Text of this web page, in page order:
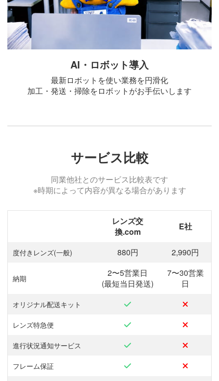
AI・ロボット導入
最新ロボットを使い業務を円滑化
加工・発送・掃除をロボットがお手伝いします
サービス比較
同業他社とのサービス比較表です
※時期によって内容が異なる場合があります
レンズ交
換.com
E社
度付きレンズ(一般) 880円 2,990円
納期
2〜5営業日
(最短当日発送)
7〜30営業
日
オリジナル配送キット
レンズ特急便
進行状況通知サービス
フレーム保証